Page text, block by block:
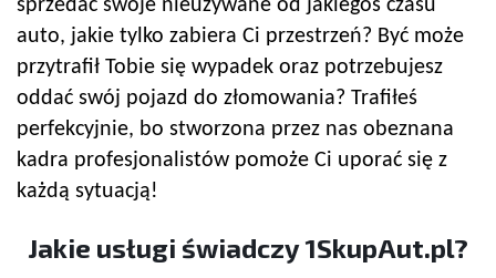
sprzedać swoje nieużywane od jakiegoś czasu
auto, jakie tylko zabiera Ci przestrzeń? Być może
przytrafił Tobie się wypadek oraz potrzebujesz
oddać swój pojazd do złomowania? Trafiłeś
perfekcyjnie, bo stworzona przez nas obeznana
kadra profesjonalistów pomoże Ci uporać się z
każdą sytuacją!
Jakie usługi świadczy 1SkupAut.pl?